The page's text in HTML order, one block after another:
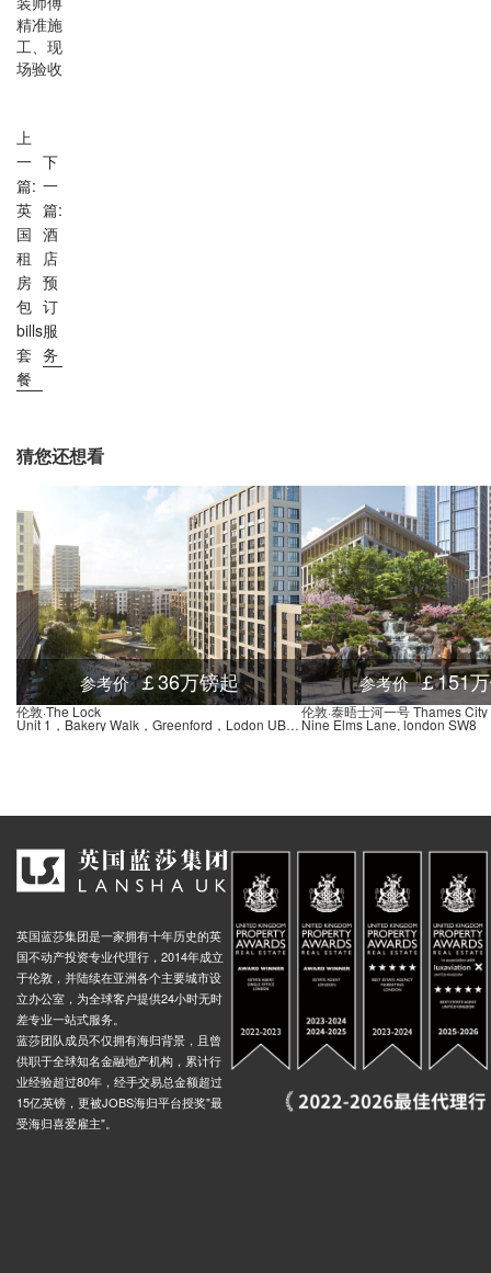
精准施
工、现
场验收
上
一
篇:
英
国
租
房
包
bills
套
餐
下
一
篇:
酒
店
预
订
服
务
猜您还想看
参考价 ￡36万镑起
伦敦·The Lock
Unit 1，Bakery Walk，Greenford，Lodon UB6 0GQ
参考价 ￡151
伦敦·泰晤士河一号 Thames City
Nine Elms Lane, london SW8
英国蓝莎集团是一家拥有十年历史的英
国不动产投资专业代理行，2014年成立
于伦敦，并陆续在亚洲各个主要城市设
立办公室，为全球客户提供24小时无时
差专业一站式服务。
蓝莎团队成员不仅拥有海归背景，且曾
供职于全球知名金融地产机构，累计行
业经验超过80年，经手交易总金额超过
15亿英镑，更被JOBS海归平台授奖"最
受海归喜爱雇主"。